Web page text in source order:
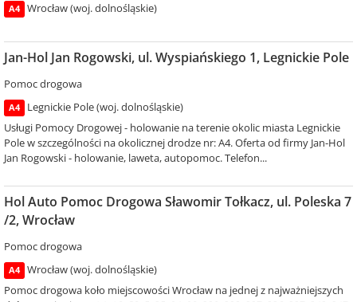
A4 Wrocław (woj. dolnośląskie)
Jan-Hol Jan Rogowski, ul. Wyspiańskiego 1, Legnickie Pole
Pomoc drogowa
A4
Legnickie Pole (woj. dolnośląskie)
Usługi Pomocy Drogowej - holowanie na terenie okolic miasta Legnickie
Pole w szczególności na okolicznej drodze nr: A4. Oferta od firmy Jan-Hol
Jan Rogowski - holowanie, laweta, autopomoc. Telefon...
Hol Auto Pomoc Drogowa Sławomir Tołkacz, ul. Poleska 7
/2, Wrocław
Pomoc drogowa
A4
Wrocław (woj. dolnośląskie)
Pomoc drogowa koło miejscowości Wrocław na jednej z najważniejszych